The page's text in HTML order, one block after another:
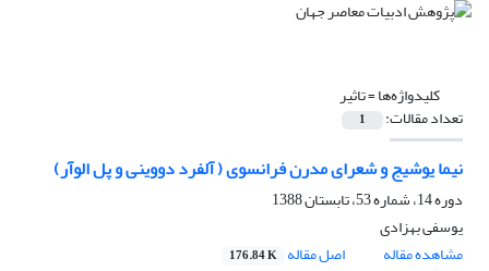
کلیدواژه‌ها =تاثیر
تعداد مقالات: 1
نیما یوشیج و شعرای مدرن فرانسوی ( آلفرد دووینی و پل الوآر)
دوره 14، شماره 53، تابستان 1388
یوسفی بهزادی
مشاهده مقاله
اصل مقاله 176.84 K